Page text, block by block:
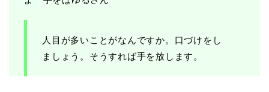
人目が多いことがなんですか。口づけをし
ましょう。そうすれば手を放します。